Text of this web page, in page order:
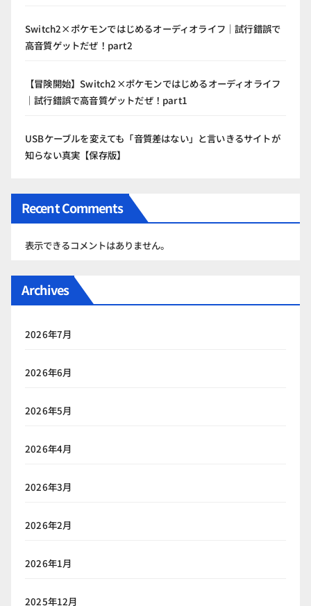
Switch2×ポケモンではじめるオーディオライフ｜試行錯誤で
高音質ゲットだぜ！part2
【冒険開始】Switch2×ポケモンではじめるオーディオライフ
｜試行錯誤で高音質ゲットだぜ！part1
USBケーブルを変えても「音質差はない」と言いきるサイトが
知らない真実【保存版】
Recent Comments
表示できるコメントはありません。
Archives
2026年7月
2026年6月
2026年5月
2026年4月
2026年3月
2026年2月
2026年1月
2025年12月